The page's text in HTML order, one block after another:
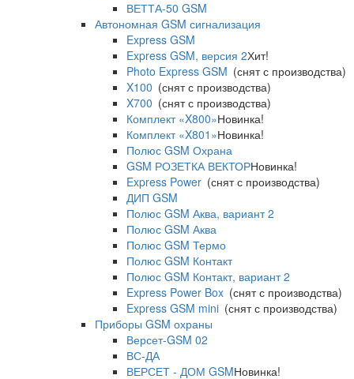
ВЕТТА-50 GSM
Автономная GSM сигнализация
Express GSM
Express GSM, версия 2Хит!
Photo Express GSM (снят с производства)
X100 (снят с производства)
X700 (снят с производства)
Комплект «X800»Новинка!
Комплект «X801»Новинка!
Полюс GSM Охрана
GSM РОЗЕТКА ВЕКТОРНовинка!
Express Power (снят с производства)
ДИП GSM
Полюс GSM Аква, вариант 2
Полюс GSM Аква
Полюс GSM Термо
Полюс GSM Контакт
Полюс GSM Контакт, вариант 2
Express Power Box (снят с производства)
Express GSM mini (снят с производства)
Приборы GSM охраны
Версет-GSM 02
ВС-ДА
ВЕРСЕТ - ДОМ GSMНовинка!